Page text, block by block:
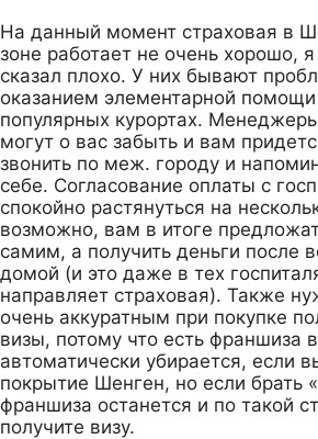
На данный момент страховая в
зоне работает не очень хорошо,
сказал плохо. У них бывают
оказанием элементарной
популярных курортах.
могут о вас забыть и вам
звонить по меж. городу и
себе. Согласование оплаты с
спокойно растянуться на
возможно, вам в итоге
самим, а получить деньги после
домой (и это даже в тех
направляет страховая). Также
очень аккуратным при покупке
визы, потому что есть франшиза
автоматически убирается, если
покрытие Шенген, но если брать
франшиза останется и по такой
получите визу.